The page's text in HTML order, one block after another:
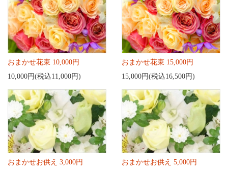
おまかせ花束 10,000円
10,000円(税込11,000円)
おまかせ花束 15,000円
15,000円(税込16,500円)
おまかせお供え 3,000円
おまかせお供え 5,000円